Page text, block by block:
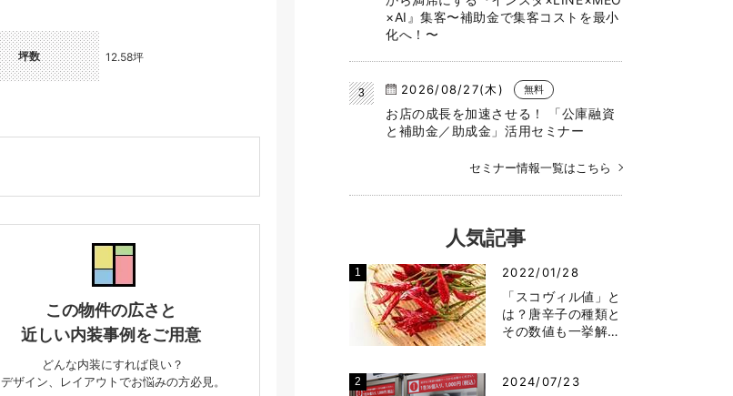
坪数 12.58坪
この物件の広さと
近しい内装事例をご用意
どんな内装にすれば良い？
デザイン、レイアウトでお悩みの方必見。
×AI』集客〜補助金で集客コストを最小
化へ！〜
2026/08/27(木) 無料
お店の成長を加速させる！ 「公庫融資
と補助金／助成金」活用セミナー
セミナー情報一覧はこちら
人気記事
2022/01/28
「スコヴィル値」と
は？唐辛子の種類と
その数値も一挙解…
2024/07/23